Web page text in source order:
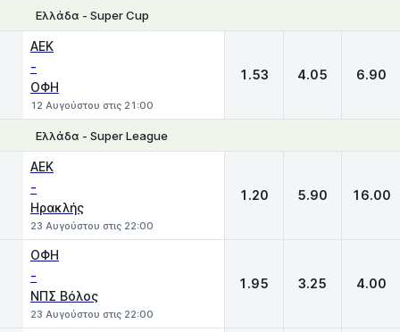
Ελλάδα - Super Cup
ΑΕΚ
-
ΟΦΗ
12 Αυγούστου στις 21:00
1.53 4.05 6.90
Ελλάδα - Super League
ΑΕΚ
-
Ηρακλής
23 Αυγούστου στις 22:00
1.20 5.90 16.00
ΟΦΗ
-
ΝΠΣ Βόλος
23 Αυγούστου στις 22:00
1.95 3.25 4.00